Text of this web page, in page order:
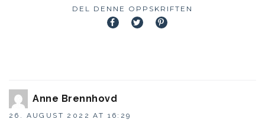
DEL DENNE OPPSKRIFTEN
Anne Brennhovd
26. AUGUST 2022 AT 16:29